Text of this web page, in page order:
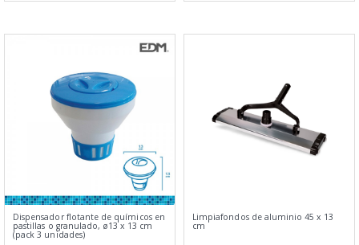
Dispensador flotante de químicos en
pastillas o granulado, ø13 x 13 cm
(pack 3 unidades)
Limpiafondos de aluminio 45 x 13
cm